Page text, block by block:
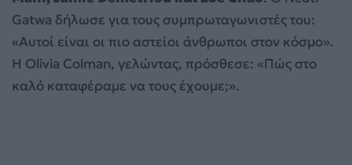
Gatwa δήλωσε για τους συμπρωταγωνιστές του:
«Αυτοί είναι οι πιο αστείοι άνθρωποι στον κόσμο».
Η Olivia Colman, γελώντας, πρόσθεσε: «Πώς στο
καλό καταφέραμε να τους έχουμε;».